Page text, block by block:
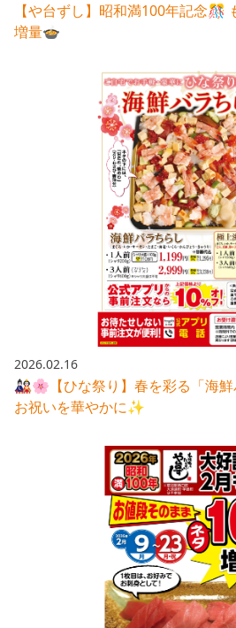
【や台ずし】昭和満100年記念🎊
増量🍲
2026.02.16
🎎🌸【ひな祭り】春を彩る「海
お祝いを華やかに✨